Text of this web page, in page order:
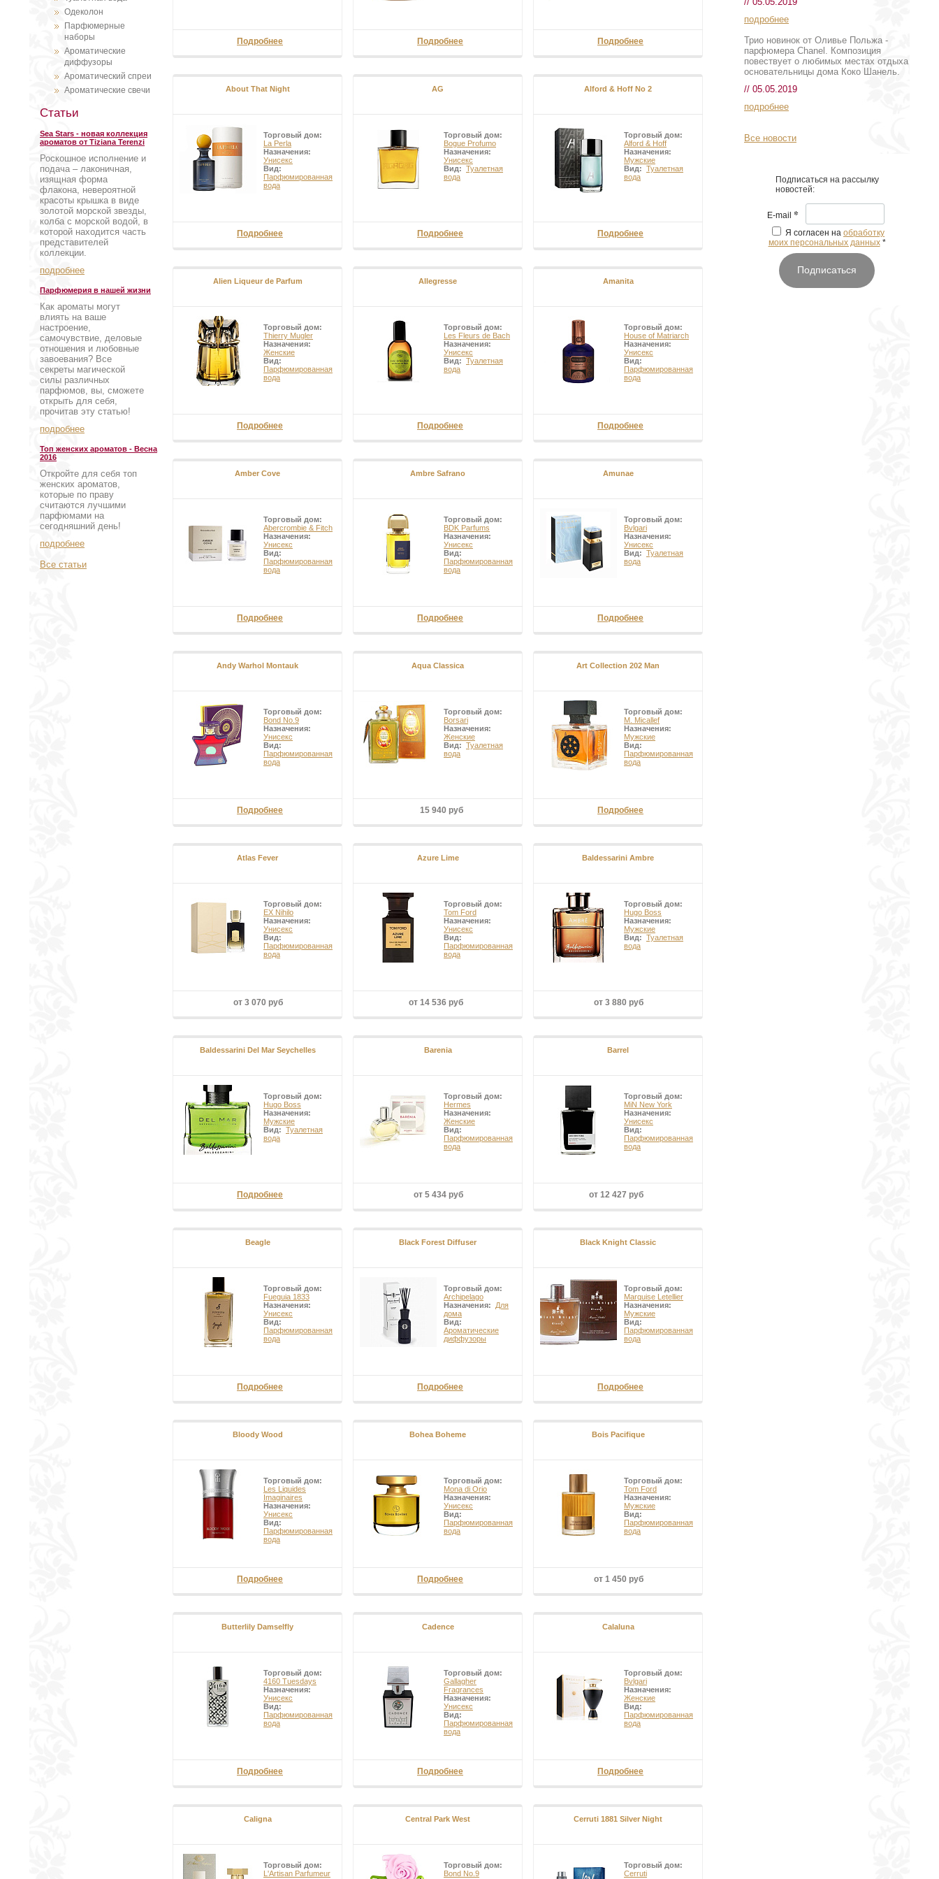
Одеколон
Парфюмерные
наборы
Ароматические
диффузоры
Ароматический спреи
Ароматические свечи
Статьи
Sea Stars - новая коллекция
ароматов от Tiziana Terenzi
Роскошное исполнение и
подача – лаконичная,
изящная форма
флакона, невероятной
красоты крышка в виде
золотой морской звезды,
колба с морской водой, в
которой находится часть
представителей
коллекции.
подробнее
Парфюмерия в нашей жизни
Как ароматы могут
влиять на ваше
настроение,
самочувствие, деловые
отношения и любовные
завоевания? Все
секреты магической
силы различных
парфюмов, вы, сможете
открыть для себя,
прочитав эту статью!
подробнее
Топ женских ароматов - Весна
2016
Откройте для себя топ
женских ароматов,
которые по праву
считаются лучшими
парфюмами на
сегодняшний день!
подробнее
Все статьи
Подробнее Подробнее Подробнее
About That Night
Торговый дом:
La Perla
Назначения:
Унисекс
Вид:
Парфюмированная
вода
Подробнее
AG
Торговый дом:
Bogue Profumo
Назначения:
Унисекс
Вид: Туалетная
вода
Подробнее
Alford & Hoff No 2
Торговый дом:
Alford & Hoff
Назначения:
Мужские
Вид: Туалетная
вода
Подробнее
Alien Liqueur de Parfum
Торговый дом:
Thierry Mugler
Назначения:
Женские
Вид:
Парфюмированная
вода
Подробнее
Allegresse
Торговый дом:
Les Fleurs de Bach
Назначения:
Унисекс
Вид: Туалетная
вода
Подробнее
Amanita
Торговый дом:
House of Matriarch
Назначения:
Унисекс
Вид:
Парфюмированная
вода
Подробнее
Amber Cove
Торговый дом:
Abercrombie & Fitch
Назначения:
Унисекс
Вид:
Парфюмированная
вода
Подробнее
Ambre Safrano
Торговый дом:
BDK Parfums
Назначения:
Унисекс
Вид:
Парфюмированная
вода
Подробнее
Amunae
Торговый дом:
Bvlgari
Назначения:
Унисекс
Вид: Туалетная
вода
Подробнее
Andy Warhol Montauk
Торговый дом:
Bond No.9
Назначения:
Унисекс
Вид:
Парфюмированная
вода
Подробнее
Aqua Classica
Торговый дом:
Borsari
Назначения:
Женские
Вид: Туалетная
вода
15 940 руб
Art Collection 202 Man
Торговый дом:
M. Micallef
Назначения:
Мужские
Вид:
Парфюмированная
вода
Подробнее
Atlas Fever
Торговый дом:
EX Nihilo
Назначения:
Унисекс
Вид:
Парфюмированная
вода
от 3 070 руб
Azure Lime
Торговый дом:
Tom Ford
Назначения:
Унисекс
Вид:
Парфюмированная
вода
от 14 536 руб
Baldessarini Ambre
Торговый дом:
Hugo Boss
Назначения:
Мужские
Вид: Туалетная
вода
от 3 880 руб
Baldessarini Del Mar Seychelles
Торговый дом:
Hugo Boss
Назначения:
Мужские
Вид: Туалетная
вода
Подробнее
Barenia
Торговый дом:
Hermes
Назначения:
Женские
Вид:
Парфюмированная
вода
от 5 434 руб
Barrel
Торговый дом:
MiN New York
Назначения:
Унисекс
Вид:
Парфюмированная
вода
от 12 427 руб
Beagle
Торговый дом:
Fueguia 1833
Назначения:
Унисекс
Вид:
Парфюмированная
вода
Подробнее
Black Forest Diffuser
Торговый дом:
Archipelago
Назначения: Для
дома
Вид:
Ароматические
диффузоры
Подробнее
Black Knight Classic
Торговый дом:
Marquise Letellier
Назначения:
Мужские
Вид:
Парфюмированная
вода
Подробнее
Bloody Wood
Торговый дом:
Les Liquides
Imaginaires
Назначения:
Унисекс
Вид:
Парфюмированная
вода
Подробнее
Bohea Boheme
Торговый дом:
Mona di Orio
Назначения:
Унисекс
Вид:
Парфюмированная
вода
Подробнее
Bois Pacifique
Торговый дом:
Tom Ford
Назначения:
Мужские
Вид:
Парфюмированная
вода
от 1 450 руб
Butterlily Damselfly
Торговый дом:
4160 Tuesdays
Назначения:
Унисекс
Вид:
Парфюмированная
вода
Подробнее
Cadence
Торговый дом:
Gallagher
Fragrances
Назначения:
Унисекс
Вид:
Парфюмированная
вода
Подробнее
Calaluna
Торговый дом:
Bvlgari
Назначения:
Женские
Вид:
Парфюмированная
вода
Подробнее
Caligna
Торговый дом:
L'Artisan Parfumeur
Central Park West
Торговый дом:
Bond No.9
Cerruti 1881 Silver Night
Торговый дом:
Cerruti
подробнее
Трио новинок от Оливье Польжа -
парфюмера Chanel. Композиция
повествует о любимых местах отдыха
основательницы дома Коко Шанель.
// 05.05.2019
подробнее
Все новости
Подписаться на рассылку
новостей:
E-mail *
Я согласен на обработку
моих персональных данных *
Подписаться